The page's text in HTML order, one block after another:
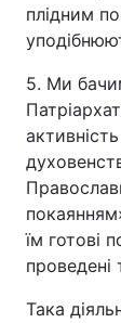
плідним
5. Ми
їм готові
проведені
Така